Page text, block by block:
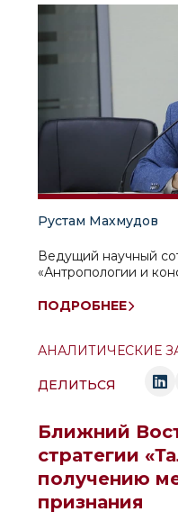
Рустам Махмудов
Ведущий научный
«Антропологии и
ПОДРОБНЕЕ
АНАЛИТИЧЕСКИЕ
ДЕЛИТЬСЯ
Ближний
стратегии
получению
признания